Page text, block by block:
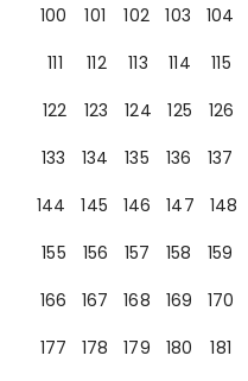
100
101 102 103 104
111
112 113 114 115
122
123 124 125 126
133
134 135 136 137
144
145 146 147 148
155
156 157 158 159
166
167 168 169 170
177
178 179 180 181